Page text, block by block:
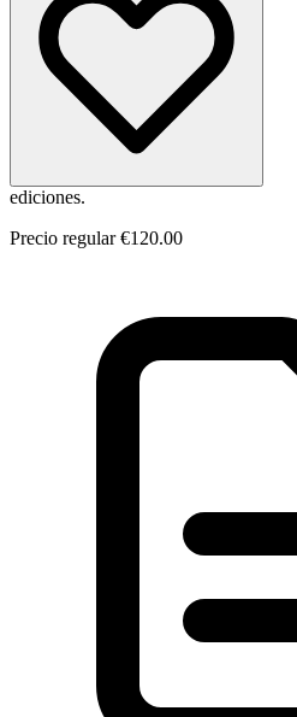
ediciones.
Precio regular €120.00